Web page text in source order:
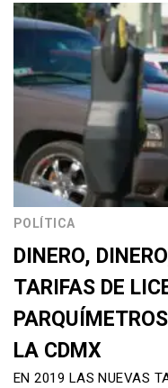
POLÍTICA
DINERO,
TARIFAS DE
LA CDMX
EN 2019 LAS NUEVAS